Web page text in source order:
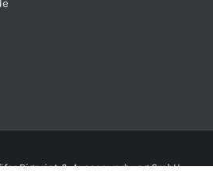
Bigprint & Aussenwerbung GmbH